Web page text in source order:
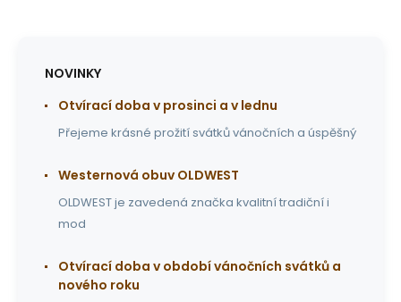
NOVINKY
Otvírací doba v prosinci a v lednu
Přejeme krásné prožití svátků vánočních a úspěšný
Westernová obuv OLDWEST
OLDWEST je zavedená značka kvalitní tradiční i
mod
Otvírací doba v období vánočních svátků a
nového roku